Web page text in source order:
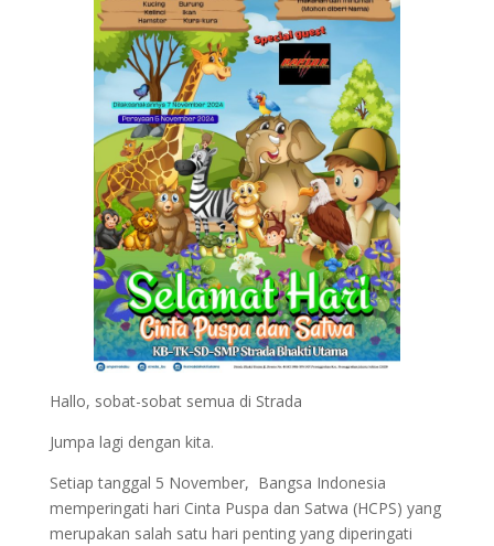
Hallo, sobat-sobat semua di Strada
Jumpa lagi dengan kita.
Setiap tanggal 5 November, Bangsa Indonesia
memperingati hari Cinta Puspa dan Satwa (HCPS) yang
merupakan salah satu hari penting yang diperingati